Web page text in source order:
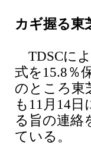
カギ握る東
TDSCに
式を15.8％
のところ東
も11月14
る旨の連絡
ている。